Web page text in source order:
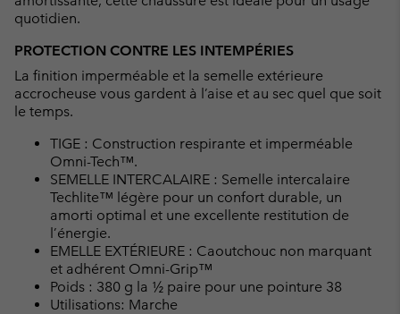
quotidien.
PROTECTION CONTRE LES INTEMPÉRIES
La finition imperméable et la semelle extérieure
accrocheuse vous gardent à l’aise et au sec quel que soit
le temps.
TIGE : Construction respirante et imperméable
Omni-Tech™.
SEMELLE INTERCALAIRE : Semelle intercalaire
Techlite™ légère pour un confort durable, un
amorti optimal et une excellente restitution de
l’énergie.
EMELLE EXTÉRIEURE : Caoutchouc non marquant
et adhérent Omni-Grip™
Poids : 380 g la ½ paire pour une pointure 38
Utilisations: Marche